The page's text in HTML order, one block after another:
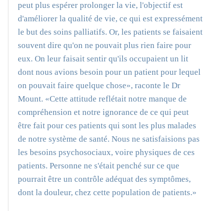
peut plus espérer prolonger la vie, l'objectif est
d'améliorer la qualité de vie, ce qui est expressément
le but des soins palliatifs. Or, les patients se faisaient
souvent dire qu'on ne pouvait plus rien faire pour
eux. On leur faisait sentir qu'ils occupaient un lit
dont nous avions besoin pour un patient pour lequel
on pouvait faire quelque chose», raconte le Dr
Mount. «Cette attitude reflétait notre manque de
compréhension et notre ignorance de ce qui peut
être fait pour ces patients qui sont les plus malades
de notre système de santé. Nous ne satisfaisions pas
les besoins psychosociaux, voire physiques de ces
patients. Personne ne s'était penché sur ce que
pourrait être un contrôle adéquat des symptômes,
dont la douleur, chez cette population de patients.»